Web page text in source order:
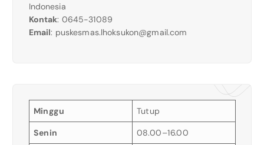
Indonesia
Kontak: 0645-31089
Email: puskesmas.lhoksukon@gmail.com
Minggu Tutup
Senin 08.00–16.00